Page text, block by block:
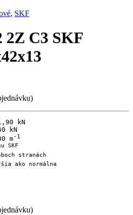
, SKF
2Z C3 SKF
kN
kN
m-1
SKF
stranách
ako normálna